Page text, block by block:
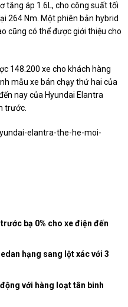
tăng áp 1.6L, cho công suất tối
264 Nm. Một phiên bản hybrid
cũng có thể được giới thiệu cho
148.200 xe cho khách hàng
mẫu xe bán chạy thứ hai của
nay của Hyundai Elantra
trước.
elantra-the-he-moi-
bạ 0% cho xe điện đến
hạng sang lột xác với 3
với hàng loạt tân binh